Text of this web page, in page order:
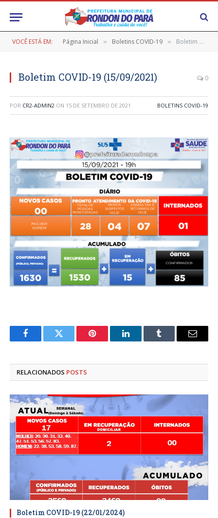
VOCÊ ESTÁ EM: Página Inicial » Boletins COVID-19 » Boletim COVID-19 (15/09/2021)
Boletim COVID-19 (15/09/2021) 0
POR CR2-ADMIN2 ON 15 DE SETEMBRO DE 2021 BOLETINS COVID-19
FacebookTwitter Pinterest LinkedInTumblr
E-
RELACIONADOS POSTS
Boletim COVID-19 (22/01/2024)